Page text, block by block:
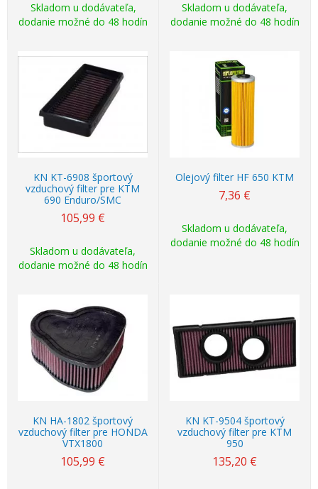
Skladom u dodávateľa,
dodanie možné do 48 hodín
Skladom u dodávateľa,
dodanie možné do 48 hodín
KN KT-6908 športový
vzduchový filter pre KTM
690 Enduro/SMC
105,99 €
Skladom u dodávateľa,
dodanie možné do 48 hodín
Olejový filter HF 650 KTM
7,36 €
Skladom u dodávateľa,
dodanie možné do 48 hodín
KN HA-1802 športový
vzduchový filter pre HONDA
VTX1800
105,99 €
KN KT-9504 športový
vzduchový filter pre KTM
950
135,20 €